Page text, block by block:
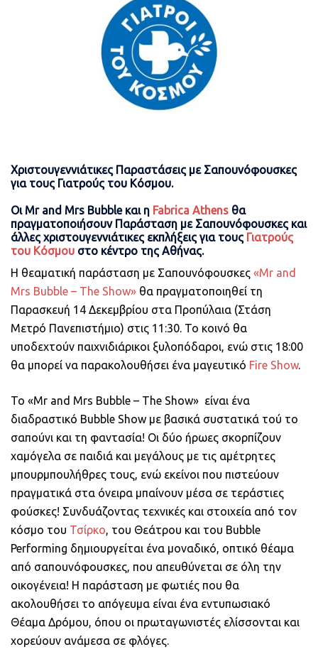
Χριστουγεννιάτικες Παραστάσεις με Σαπουνόφουσκες
για τους Γιατρούς του Κόσμου.
Οι Mr and Mrs Bubble και η Fabrica Athens θα
πραγματοποιήσουν Παράσταση με Σαπουνόφουσκες και
άλλες χριστουγεννιάτικες εκπλήξεις για τους Γιατρούς
του Κόσμου στο κέντρο της Αθήνας.
Η θεαματική παράσταση με Σαπουνόφουσκες «Mr and
Mrs Bubble – The Show» θα πραγματοποιηθεί τη
Παρασκευή 14 Δεκεμβρίου στα Προπύλαια (Στάση
Μετρό Πανεπιστήμιο) στις 11:30. Το κοινό θα
υποδεχτούν παιχνιδιάρικοι ξυλοπόδαροι, ενώ στις 18:00
θα μπορεί να παρακολουθήσει ένα μαγευτικό Fire Show.
Το «Mr and Mrs Bubble – The Show» είναι ένα
διαδραστικό Bubble Show με βασικά συστατικά τού το
σαπούνι και τη φαντασία! Οι δύο ήρωες σκορπίζουν
χαμόγελα σε παιδιά και μεγάλους με τις αμέτρητες
μπουρμπουλήθρες τους, ενώ εκείνοι που πιστεύουν
πραγματικά στα όνειρα μπαίνουν μέσα σε τεράστιες
φούσκες! Συνδυάζοντας τεχνικές και στοιχεία από τον
κόσμο του Τσίρκο, του Θεάτρου και του Bubble
Performing δημιουργείται ένα μοναδικό, οπτικό θέαμα
από σαπουνόφουσκες, που απευθύνεται σε όλη την
οικογένεια! Η παράσταση με φωτιές που θα
ακολουθήσει το απόγευμα είναι ένα εντυπωσιακό
Θέαμα Δρόμου, όπου οι πρωταγωνιστές ελίσσονται και
χορεύουν ανάμεσα σε φλόγες.